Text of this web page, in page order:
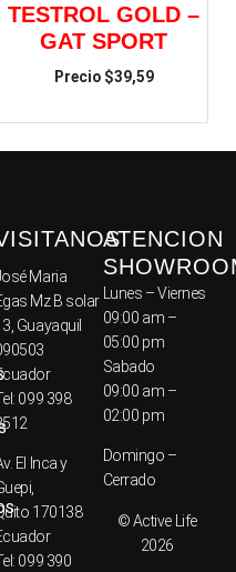
TESTROL GOLD –
GAT SPORT
$39,59
Maria
Mz B solar
Guayaquil
099 398
El Inca y
170138
099 390
ATENCION
Lunes – Viernes
09:00 am –
05:00 pm
Sabado
09:00 am –
02:00 pm
Domingo –
Cerrado
© Active Life
2026